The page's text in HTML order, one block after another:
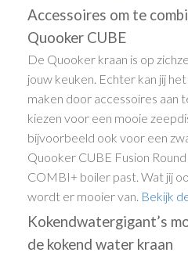
Accessoires om te
Quooker CUBE
De Quooker kraan is op
jouw keuken. Echter kan jij
maken door accessoires aan
kiezen voor een mooie
bijvoorbeeld ook voor een
Quooker CUBE Fusion
COMBI+ boiler past. Wat jij
wordt er mooier van. Bekijk
Kokendwatergigant’s
de kokend water kraan